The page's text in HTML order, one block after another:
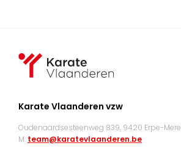
Karate Vlaanderen vzw
Oudenaardsesteenweg 839, 9420 Erpe-Mere
M: team@karatevlaanderen.be